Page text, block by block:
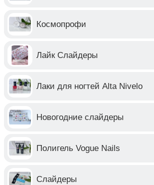
Космопрофи
Лайк Слайдеры
Лаки для ногтей Alta Nivelo
Новогодние слайдеры
Полигель Vogue Nails
Слайдеры